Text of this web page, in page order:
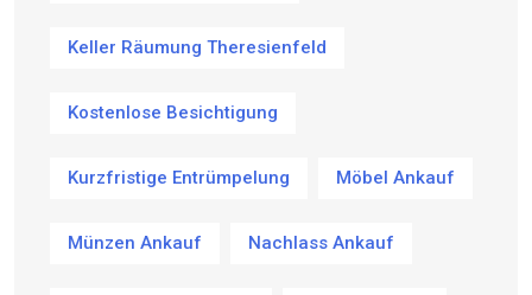
Keller Räumung Theresienfeld
Kostenlose Besichtigung
Kurzfristige Entrümpelung Möbel Ankauf
Münzen Ankauf Nachlass Ankauf